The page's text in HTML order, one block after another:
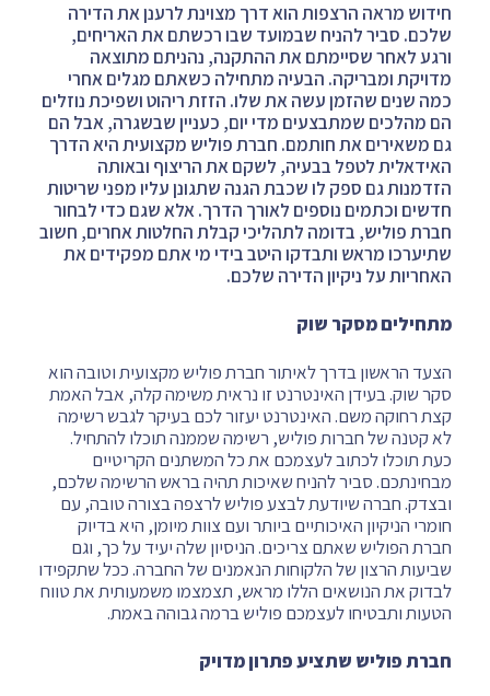
חידוש מראה הרצפות הוא דרך מצוינת לרענן את הדירה
שלכם. סביר להניח שבמועד שבו רכשתם את האריחים,
ורגע לאחר שסיימתם את ההתקנה, נהניתם מתוצאה
מדויקת ומבריקה. הבעיה מתחילה כשאתם מגלים אחרי
כמה שנים שהזמן עשה את שלו. הזזת ריהוט ושפיכת נוזלים
הם מהלכים שמתבצעים מדי יום, כעניין שבשגרה, אבל הם
גם משאירים את חותמם. חברת פוליש מקצועית היא הדרך
האידאלית לטפל בבעיה, לשקם את הריצוף ובאותה
הזדמנות גם ספק לו שכבת הגנה שתגונן עליו מפני שריטות
חדשים וכתמים נוספים לאורך הדרך. אלא שגם כדי לבחור
חברת פוליש, בדומה לתהליכי קבלת החלטות אחרים, חשוב
שתיערכו מראש ותבדקו היטב בידי מי אתם מפקידים את
האחריות על ניקיון הדירה שלכם.
מתחילים מסקר שוק
הצעד הראשון בדרך לאיתור חברת פוליש מקצועית וטובה הוא
סקר שוק. בעידן האינטרנט זו נראית משימה קלה, אבל האמת
קצת רחוקה משם. האינטרנט יעזור לכם בעיקר לגבש רשימה
לא קטנה של חברות פוליש, רשימה שממנה תוכלו להתחיל.
כעת תוכלו לכתוב לעצמכם את כל המשתנים הקריטיים
מבחינתכם. סביר להניח שאיכות תהיה בראש הרשימה שלכם,
ובצדק. חברה שיודעת לבצע פוליש לרצפה בצורה טובה, עם
חומרי הניקיון האיכותיים ביותר ועם צוות מיומן, היא בדיוק
חברת הפוליש שאתם צריכים. הניסיון שלה יעיד על כך, וגם
שביעות הרצון של הלקוחות הנאמנים של החברה. ככל שתקפידו
לבדוק את הנושאים הללו מראש, תצמצמו משמעותית את טווח
הטעות ותבטיחו לעצמכם פוליש ברמה גבוהה באמת.
חברת פוליש שתציע פתרון מדויק